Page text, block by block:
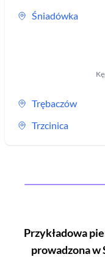
Śniadówka
Trębaczów
Trzcinica
Przykładowa
prowadzona w